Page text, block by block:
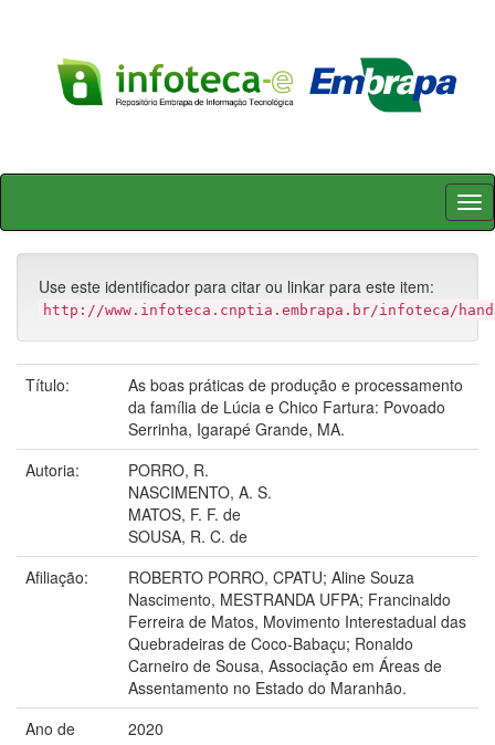
Skip
Use este identificador para citar ou linkar para este item:
http://www.infoteca.cnptia.embrapa.br/infoteca/
Título:
As boas práticas de produção e processamento
da família de Lúcia e Chico Fartura: Povoado
Serrinha, Igarapé Grande, MA.
Autoria:
PORRO, R.
NASCIMENTO, A. S.
MATOS, F. F. de
SOUSA, R. C. de
Afiliação:
ROBERTO PORRO, CPATU; Aline Souza
Nascimento, MESTRANDA UFPA; Francinaldo
Ferreira de Matos, Movimento Interestadual das
Quebradeiras de Coco-Babaçu; Ronaldo
Carneiro de Sousa, Associação em Áreas de
Assentamento no Estado do Maranhão.
Ano de
2020